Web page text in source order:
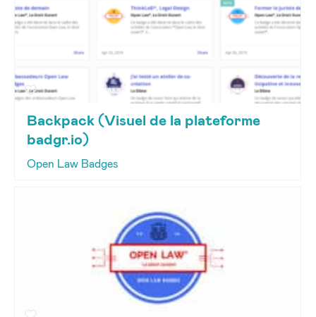
Backpack (Visuel de la plateforme
badgr.io)
Open Law Badges